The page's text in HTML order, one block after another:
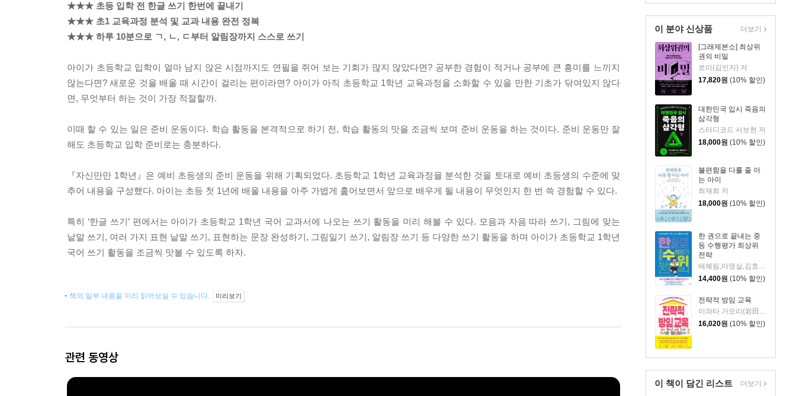
이 분야 신상품
[그래제본소] 최상위
권의 비밀
로미(김민지) 저
17,820원 (10% 할인)
대한민국 입시 죽음의
삼각형
스터디코드 서보현 저
18,000원 (10% 할인)
불편함을 다룰 줄 아
는 아이
최재희 저
18,000원 (10% 할인)
한 권으로 끝내는 중
등 수행평가 최상위
전략
배혜림,마영실,김효정,송숙영,송민규,윤지선 저
14,400원 (10% 할인)
전략적 방임 교육
16,020원 (10% 할인)
더보기
이 책이 담긴 리스트 더보기
★★★ 초등 입학 전 한글 쓰기 한번에 끝내기
★★★ 초1 교육과정 분석 및 교과 내용 완전 정복
★★★ 하루 10분으로 ㄱ, ㄴ, ㄷ부터 알림장까지 스스로 쓰기
아이가 초등학교 입학이 얼마 남지 않은 시점까지도 연필을 쥐어 보는 기회가 많지 않았다면? 공부한 경험이 적거나 공부에 큰 흥미를 느끼지
않는다면? 새로운 것을 배울 때 시간이 걸리는 편이라면? 아이가 아직 초등학교 1학년 교육과정을 소화할 수 있을 만한 기초가 닦여있지 않다
면, 무엇부터 하는 것이 가장 적절할까.
이때 할 수 있는 일은 준비 운동이다. 학습 활동을 본격적으로 하기 전, 학습 활동의 맛을 조금씩 보며 준비 운동을 하는 것이다. 준비 운동만 잘
해도 초등학교 입학 준비로는 충분하다.
『자신만만 1학년』은 예비 초등생의 준비 운동을 위해 기획되었다. 초등학교 1학년 교육과정을 분석한 것을 토대로 예비 초등생의 수준에 맞
추어 내용을 구성했다. 아이는 초등 첫 1년에 배울 내용을 아주 가볍게 훑어보면서 앞으로 배우게 될 내용이 무엇인지 한 번 쓱 경험할 수 있다.
특히 ‘한글 쓰기’ 편에서는 아이가 초등학교 1학년 국어 교과서에 나오는 쓰기 활동을 미리 해볼 수 있다. 모음과 자음 따라 쓰기, 그림에 맞는
낱말 쓰기, 여러 가지 표현 낱말 쓰기, 표현하는 문장 완성하기, 그림일기 쓰기, 알림장 쓰기 등 다양한 쓰기 활동을 하며 아이가 초등학교 1학년
국어 쓰기 활동을 조금씩 맛볼 수 있도록 하자.
책의 일부 내용을 미리 읽어보실 수 있습니다. 미리보기
관련 동영상